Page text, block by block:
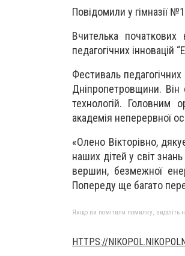
Повідомили у гімназії
Вчителька початкових
педагогічних інновацій
Фестиваль
Дніпропетровщини. Він
технологій. Головним
академія неперервної
«Олено Вікторівно,
наших дітей у світ
вершин, безмежної
Попереду ще багато
Якщо ви помітили помилку, виділіть
HTTPS://